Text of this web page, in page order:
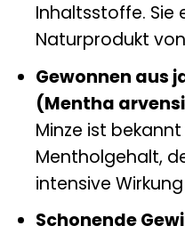
Inhaltsstoffe. Sie
Naturprodukt
Gewonnen aus
(Mentha
Minze ist
Mentholgehalt,
intensive
Schonende